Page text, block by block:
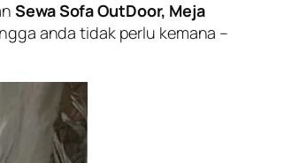
Sewa Sofa OutDoor, Meja
anda tidak perlu kemana –